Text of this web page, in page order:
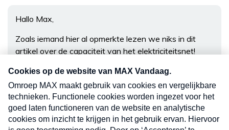
Hallo Max,
Zoals iemand hier al opmerkte lezen we niks in dit
artikel over de capaciteit van het elektriciteitsnet!
kan het electriciteitsnet het niet aan!
Zo rond 10.30 uur tot 15.30 valt steeds de omvormer
uit omdat er teveel elektriciteit wordt opgewekt de
spanning op het net komt dan boven de 253 volt
zodat de omvormer uitvalt!